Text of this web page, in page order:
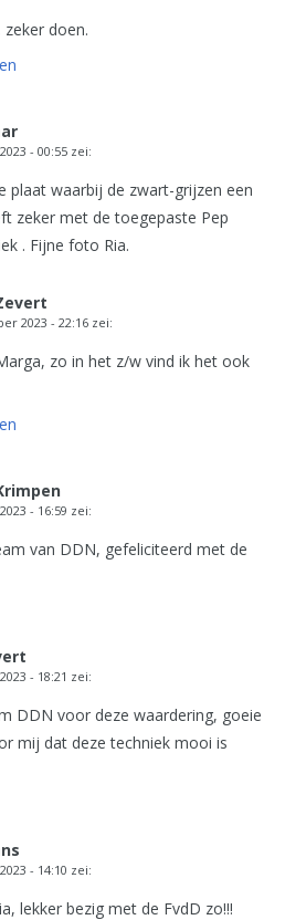
doen.
- 00:55 zei:
plaat waarbij de zwart-grijzen een
zeker met de toegepaste Pep
. Fijne foto Ria.
2023 - 22:16 zei:
zo in het z/w vind ik het ook
- 16:59 zei:
van DDN, gefeliciteerd met de
- 18:21 zei:
DDN voor deze waardering, goeie
mij dat deze techniek mooi is
- 14:10 zei:
lekker bezig met de FvdD zo!!!